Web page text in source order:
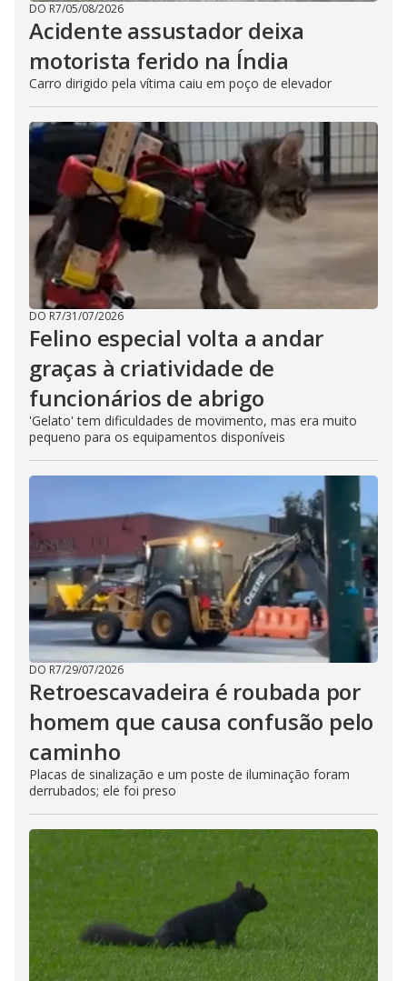
DO R7/05/08/2026
Acidente assustador deixa
motorista ferido na Índia
Carro dirigido pela vítima caiu em poço de elevador
DO R7/31/07/2026
Felino especial volta a andar
graças à criatividade de
funcionários de abrigo
'Gelato' tem dificuldades de movimento, mas era muito
pequeno para os equipamentos disponíveis
DO R7/29/07/2026
Retroescavadeira é roubada por
homem que causa confusão pelo
caminho
Placas de sinalização e um poste de iluminação foram
derrubados; ele foi preso